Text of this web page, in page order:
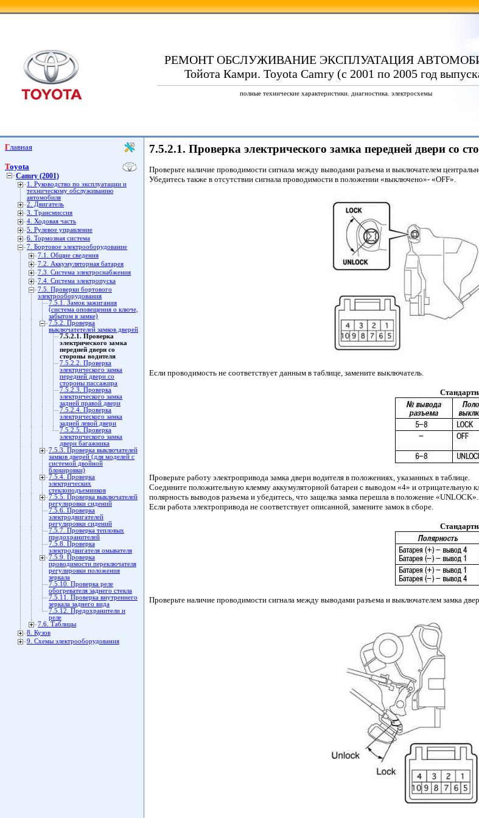
РЕМОНТ ОБСЛУЖИВАНИЕ ЭКСПЛУАТАЦИЯ
Тойота Камри. Toyota Camry (с 2001 по 2005 год
полные технические характеристики. диагностика. электросхемы
Главная
Toyota
Camry (2001)
1. Руководство по эксплуатации и
техническому обслуживанию
автомобиля
2. Двигатель
3. Трансмиссия
4. Ходовая часть
5. Рулевое управление
6. Тормозная система
7. Бортовое электрооборудование
7.1. Общие сведения
7.2. Аккумуляторная батарея
7.3. Система электроснабжения
7.4. Система электропуска
7.5. Проверки бортового
электрооборудования
7.5.1. Замок зажигания
(система оповещения о ключе,
забытом в замке)
7.5.2. Проверка
выключатетелей замков дверей
7.5.2.1. Проверка
электрического замка
передней двери со
стороны водителя
7.5.2.2. Проверка
электрического замка
передней двери со
стороны пассажира
7.5.2.3. Проверка
электрического замка
задней правой двери
7.5.2.4. Проверка
электрического замка
задней левой двери
7.5.2.5. Проверка
электрического замка
двери багажника
7.5.3. Проверка выключателей
замков дверей (для моделей с
системой двойной
блокировки)
7.5.4. Проверка
электрических
стеклоподъемников
7.5.5. Проверка выключателей
регулировки сидений
7.5.6. Проверка
электродвигателей
регулировки сидений
7.5.7. Проверка тепловых
предохранителей
7.5.8. Проверка
электродвигателя омывателя
7.5.9. Проверка
проводимости переключателя
регулировки положения
зеркала
7.5.10. Проверка реле
обогревателя заднего стекла
7.5.11. Проверка внутреннего
зеркала заднего вида
7.5.12. Предохранители и
реле
7.6. Таблицы
8. Кузов
9. Схемы электрооборудования
7.5.2.1. Проверка электрического замка передней двери со
Проверьте наличие проводимости сигнала между выводами разъема и выключателем
Убедитесь также в отсутствии сигнала проводимости в положении «выключено»- «OFF».
Если проводимость не соответствует данным в таблице, замените выключатель.
Проверьте работу электропривода замка двери водителя в положениях, указанных в таблице.
Соедините положительную клемму аккумуляторной батареи с выводом «4» и
полярность выводов разъема и убедитесь, что защелка замка перешла в положение «UNLOCK».
Если работа электропривода не соответствует описанной, замените замок в сборе.
Проверьте наличие проводимости сигнала между выводами разъема и выключателем замка